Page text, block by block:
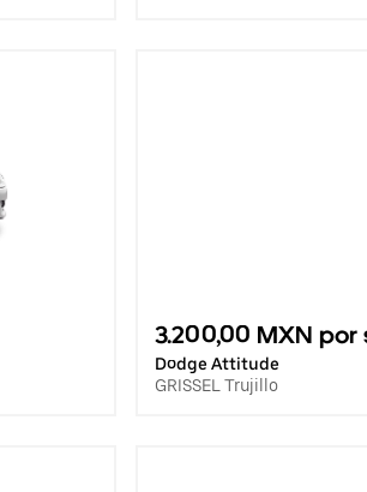
3.200,00 MXN por
Dodge Attitude
GRISSEL Trujillo